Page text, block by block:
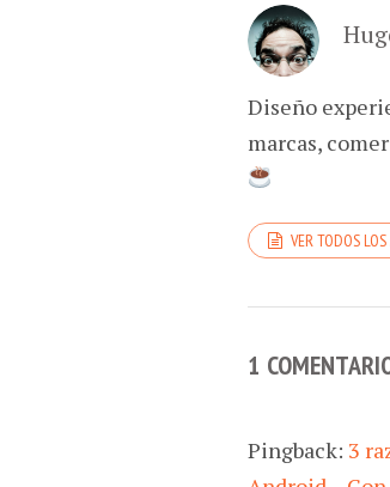
Diseño
marcas,
VER TODOS
1
Pingback: 3